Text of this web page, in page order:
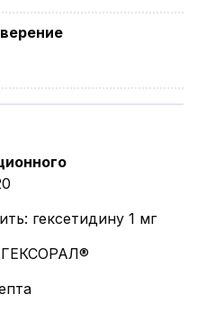
гексетидину 1 мг
ГЕКСОРАЛ®